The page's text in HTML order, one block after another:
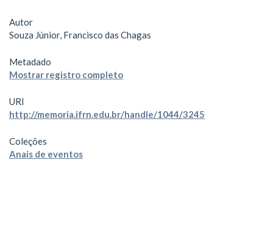
Autor
Souza Júnior, Francisco das Chagas
Metadado
Mostrar registro completo
URI
http://memoria.ifrn.edu.br/handle/1044/3245
Coleções
Anais de eventos